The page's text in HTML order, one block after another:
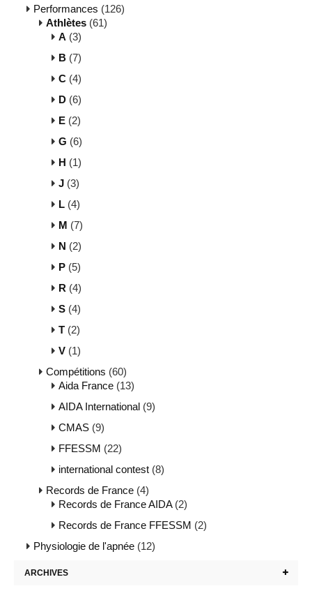
Performances (126)
Athlètes (61)
A (3)
B (7)
C (4)
D (6)
E (2)
G (6)
H (1)
J (3)
L (4)
M (7)
N (2)
P (5)
R (4)
S (4)
T (2)
V (1)
Compétitions (60)
Aida France (13)
AIDA International (9)
CMAS (9)
FFESSM (22)
international contest (8)
Records de France (4)
Records de France AIDA(2)
Records de France FFESSM (2)
Physiologie de l'apnée (12)
ARCHIVES